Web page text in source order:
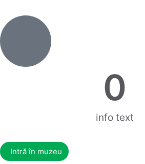
info text
0
Intră în muzeu